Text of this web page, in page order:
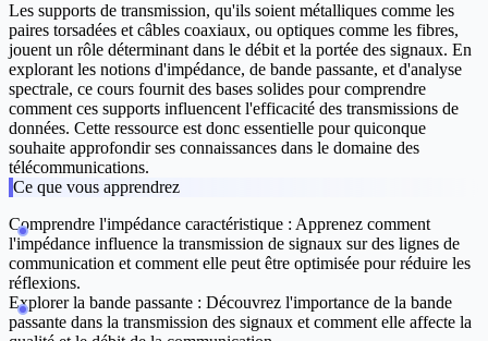
Les supports de transmission, qu'ils soient métalliques comme les
paires torsadées et câbles coaxiaux, ou optiques comme les fibres,
jouent un rôle déterminant dans le débit et la portée des signaux. En
explorant les notions d'impédance, de bande passante, et d'analyse
spectrale, ce cours fournit des bases solides pour comprendre
comment ces supports influencent l'efficacité des transmissions de
données. Cette ressource est donc essentielle pour quiconque
souhaite approfondir ses connaissances dans le domaine des
télécommunications.
Ce que vous apprendrez
Comprendre l'impédance caractéristique : Apprenez comment
l'impédance influence la transmission de signaux sur des lignes de
communication et comment elle peut être optimisée pour réduire les
réflexions.
Explorer la bande passante : Découvrez l'importance de la bande
passante dans la transmission des signaux et comment elle affecte la